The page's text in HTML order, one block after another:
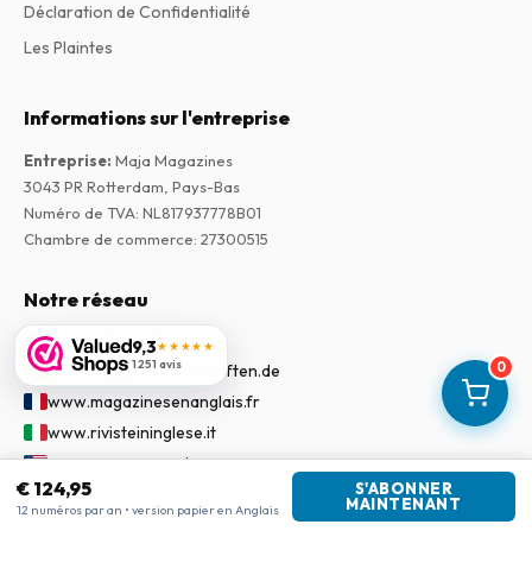
0
€ 124,95
12 numéros par an • version papier en Anglais
S'ABONNER
MAINTENANT
9,3★★★★★
1 251 avis
Déclaration de Confidentialité
Les Plaintes
Informations sur l'entreprise
Entreprise: Maja Magazines
3043 PR Rotterdam, Pays-Bas
Numéro de TVA: NL817937778B01
Chambre de commerce: 27300515
Notre réseau
www.tijdschriftenzo.nl
www.englischezeitschriften.de
www.magazinesenanglais.fr
www.rivisteininglese.it
www.papermagazines.com
www.americanmagazines.co.uk